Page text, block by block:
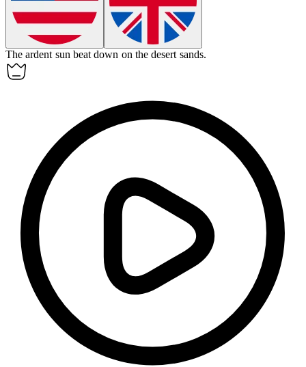
Theardent sun beat down on the desert sands.